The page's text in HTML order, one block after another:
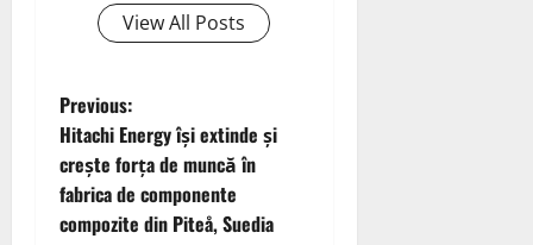
View All Posts
P
o
s
Previous:
Hitachi Energy își extinde și
crește forța de muncă în
fabrica de componente
compozite din Piteå, Suedia